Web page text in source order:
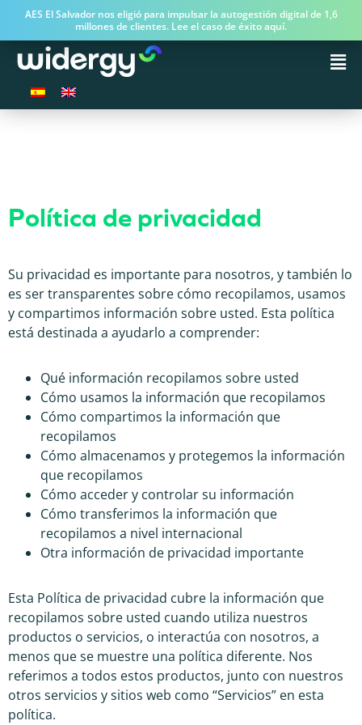
AES El Salvador nos eligió para impulsar la autogestión digital de 1,6
millones de clientes. Lee el caso de éxito aquí.
Política de privacidad
Su privacidad es importante para nosotros, y también lo
es ser transparentes sobre cómo recopilamos, usamos
y compartimos información sobre usted. Esta política
está destinada a ayudarlo a comprender:
Qué información recopilamos sobre usted
Cómo usamos la información que recopilamos
Cómo compartimos la información que
recopilamos
Cómo almacenamos y protegemos la información
que recopilamos
Cómo acceder y controlar su información
Cómo transferimos la información que
recopilamos a nivel internacional
Otra información de privacidad importante
Esta Política de privacidad cubre la información que
recopilamos sobre usted cuando utiliza nuestros
productos o servicios, o interactúa con nosotros, a
menos que se muestre una política diferente. Nos
referimos a todos estos productos, junto con nuestros
otros servicios y sitios web como “Servicios” en esta
política.